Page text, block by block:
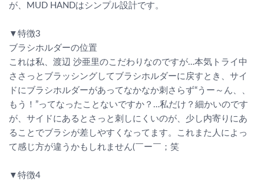
が、MUD HANDはシンプル設計です。
▼特徴3
ブラシホルダーの位置
これは私、渡辺 沙亜里のこだわりなのですが…本気トライ中
ささっとブラッシングしてブラシホルダーに戻すとき、サイ
ドにブラシホルダーがあってなかなか刺さらず“うー～ん、、
もう！”ってなったことないですか？…私だけ？細かいのです
が、サイドにあるとさっと刺しにくいのが、少し内寄りにあ
ることでブラシが差しやすくなってます。これまた人によっ
て感じ方が違うかもしれません(￣ー￣；笑
▼特徴4